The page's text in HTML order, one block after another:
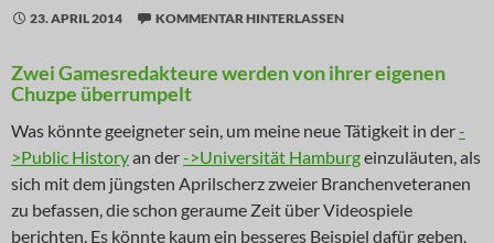
23. APRIL 2014 KOMMENTAR HINTERLASSEN
Zwei Gamesredakteure werden von ihrer eigenen
Chuzpe überrumpelt
Was könnte geeigneter sein, um meine neue Tätigkeit in der-
>Public Historyan der->Universität Hamburgeinzuläuten, als
sich mit dem jüngsten Aprilscherz zweier Branchenveteranen
zu befassen, die schon geraume Zeit über Videospiele
berichten. Es könnte kaum ein besseres Beispiel dafür geben,